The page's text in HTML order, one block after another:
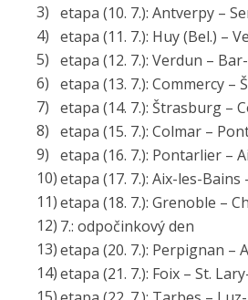
etapa (10. 7.): Antverpy –
etapa (11. 7.): Huy (Bel.) –
etapa (12. 7.): Verdun –
etapa (13. 7.): Commercy –
etapa (14. 7.): Štrasburg –
etapa (15. 7.): Colmar –
etapa (16. 7.): Pontarlier –
etapa (17. 7.): Aix-les-Bains
etapa (18. 7.): Grenoble –
7.: odpočinkový den
etapa (20. 7.): Perpignan –
etapa (21. 7.): Foix – St.